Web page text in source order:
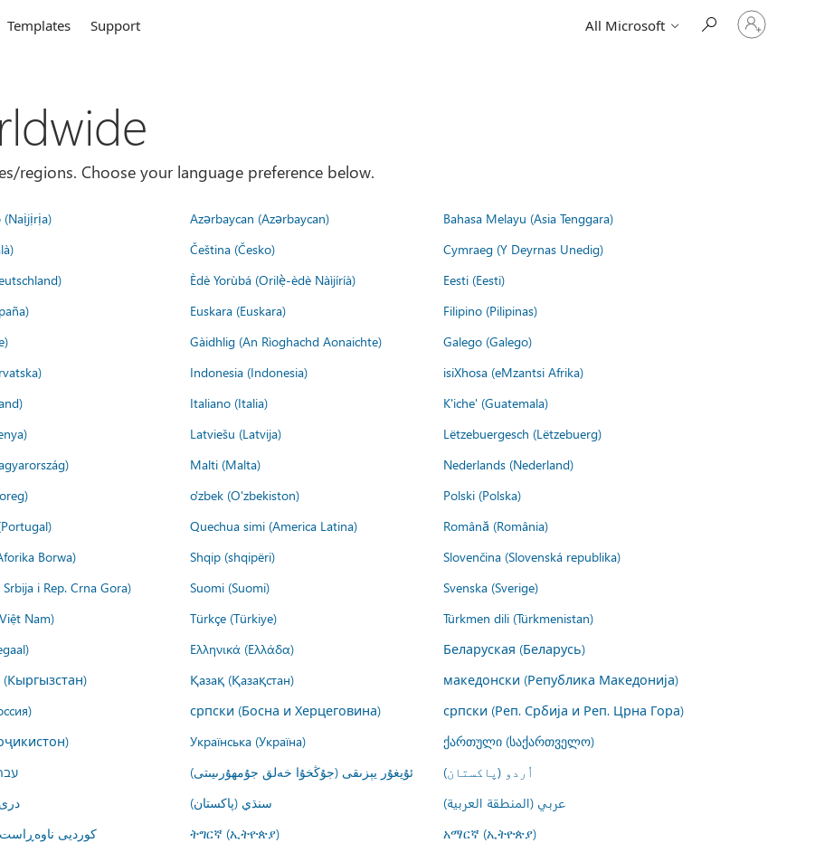
Templates Support All Microsoft
Sign
in
regions. Choose your language preference below.
(Naịjịrịa) Azərbaycan (Azərbaycan)
Bahasa Melayu (Asia Tenggara)
Čeština (Česko)
Cymraeg (Y Deyrnas Unedig)
Èdè Yorùbá (Orilẹ̀-èdè Nàìjíríà)
Eesti (Eesti)
Euskara (Euskara)
Filipino (Pilipinas)
Gàidhlig (An Rìoghachd Aonaichte)
Galego (Galego)
Indonesia (Indonesia)
isiXhosa (eMzantsi Afrika)
Italiano (Italia)
K'iche' (Guatemala)
Latviešu (Latvija)
Lëtzebuergesch (Lëtzebuerg)
Malti (Malta)
Nederlands (Nederland)
o'zbek (O'zbekiston)
Polski (Polska)
Quechua simi (America Latina)
Română (România)
Borwa) Shqip (shqipëri)
Slovenčina (Slovenská republika)
Srbija i Rep. Crna Gora) Suomi (Suomi)
Svenska (Sverige)
Nam) Türkçe (Türkiye)
Türkmen dili (Türkmenistan)
Ελληνικά (Ελλάδα)
Беларуская (Беларусь)
Қазақ (Қазақстан)
македонски (Република Македонија)
српски (Босна и Херцеговина)
српски (Реп. Србија и Реп. Црна Гора)
Українська (Україна)
ქართული (საქართველო)
ئۇيغۇر يېزىقى (جۇڭخۇا خەلق جۇمھۇرىيىتى)
اُردو (پاکستان)
سنڌي (پاکستان)
عربي (المنطقة العربية)
کوردیی ትግርኛ (ኢትዮጵያ) አማርኛ (ኢትዮጵያ)